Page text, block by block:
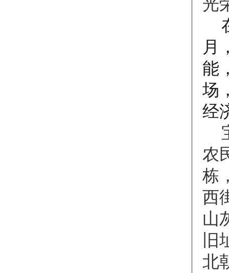
光
月
能
场
经
农
栋
西
山
北